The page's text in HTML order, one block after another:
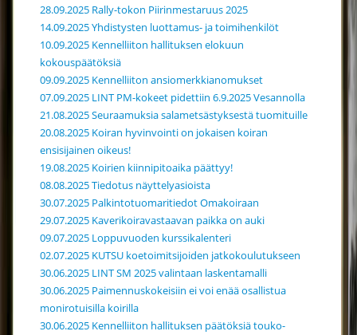
28.09.2025 Rally-tokon Piirinmestaruus 2025
14.09.2025 Yhdistysten luottamus- ja toimihenkilöt
10.09.2025 Kennelliiton hallituksen elokuun
kokouspäätöksiä
09.09.2025 Kennelliiton ansiomerkkianomukset
07.09.2025 LINT PM-kokeet pidettiin 6.9.2025 Vesannolla
21.08.2025 Seuraamuksia salametsästyksestä tuomituille
20.08.2025 Koiran hyvinvointi on jokaisen koiran
ensisijainen oikeus!
19.08.2025 Koirien kiinnipitoaika päättyy!
08.08.2025 Tiedotus näyttelyasioista
30.07.2025 Palkintotuomaritiedot Omakoiraan
29.07.2025 Kaverikoiravastaavan paikka on auki
09.07.2025 Loppuvuoden kurssikalenteri
02.07.2025 KUTSU koetoimitsijoiden jatkokoulutukseen
30.06.2025 LINT SM 2025 valintaan laskentamalli
30.06.2025 Paimennuskokeisiin ei voi enää osallistua
monirotuisilla koirilla
30.06.2025 Kennelliiton hallituksen päätöksiä touko-